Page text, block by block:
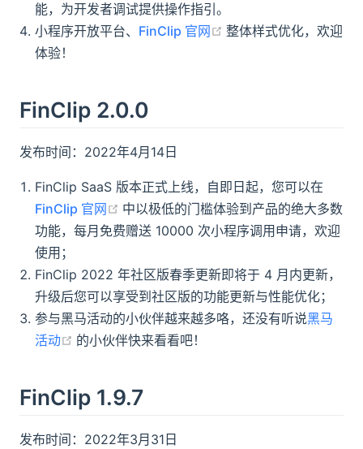
能，为开发者调试提供操作指引。
小程序开放平台、 FinClip 官网 (opens new window)
整体样式优化，欢迎
体验！
FinClip 2.0.0
发布时间：2022年4月14日
FinClip SaaS 版本正式上线，自即日起，您可以在
FinClip 官网
(opens new window)
中以极低的门槛体验到产品的绝大多数
功能，每月免费赠送 10000 次小程序调用申请，欢迎
使用；
FinClip 2022 年社区版春季更新即将于 4 月内更新，
升级后您可以享受到社区版的功能更新与性能优化；
参与黑马活动的小伙伴越来越多咯，还没有听说黑马
活动
(opens new window)
的小伙伴快来看看吧！
FinClip 1.9.7
发布时间：2022年3月31日